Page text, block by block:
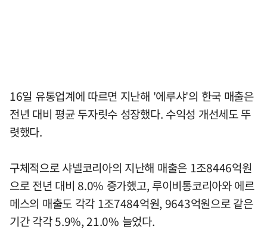
16일 유통업계에 따르면 지난해 '에루샤'의 한국 매출은
전년 대비 평균 두자릿수 성장했다. 수익성 개선세도 뚜
렷했다.
구체적으로 샤넬코리아의 지난해 매출은 1조8446억원
으로 전년 대비 8.0% 증가했고, 루이비통코리아와 에르
메스의 매출도 각각 1조7484억원, 9643억원으로 같은
기간 각각 5.9%, 21.0% 늘었다.